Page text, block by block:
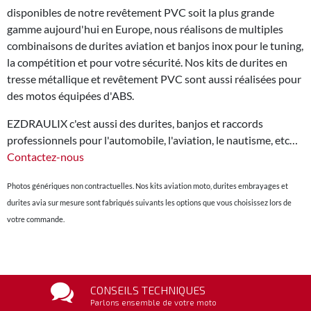
disponibles de notre revêtement PVC soit la plus grande
gamme aujourd'hui en Europe, nous réalisons de multiples
combinaisons de durites aviation et banjos inox pour le tuning,
la compétition et pour votre sécurité. Nos kits de durites en
tresse métallique et revêtement PVC sont aussi réalisées pour
des motos équipées d'ABS.
EZDRAULIX c'est aussi des durites, banjos et raccords
professionnels pour l'automobile, l'aviation, le nautisme, etc…
Contactez-nous
Photos génériques non contractuelles. Nos kits aviation moto, durites embrayages et
durites avia sur mesure sont fabriqués suivants les options que vous choisissez lors de
votre commande.
CONSEILS TECHNIQUES
Parlons ensemble de votre moto